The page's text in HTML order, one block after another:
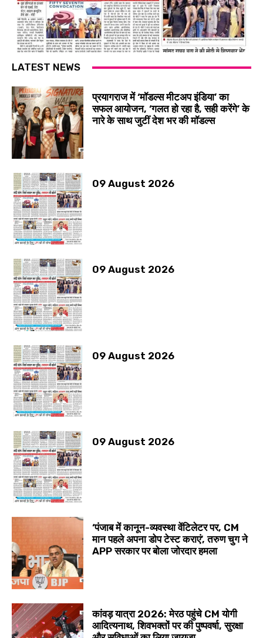
LATEST NEWS
प्रयागराज में ‘मॉडल्स मीटअप इंडिया’ का
सफल आयोजन, ‘गलत हो रहा है, सही करेंगे’ के
नारे के साथ जुटीं देश भर की मॉडल्स
09 August 2026
09 August 2026
09 August 2026
09 August 2026
‘पंजाब में कानून-व्यवस्था वेंटिलेटर पर, CM
मान पहले अपना डोप टेस्ट कराएं’, तरुण चुग ने
APP सरकार पर बोला जोरदार हमला
कांवड़ यात्रा 2026: मेरठ पहुंचे CM योगी
आदित्यनाथ, शिवभक्तों पर की पुष्पवर्षा, सुरक्षा